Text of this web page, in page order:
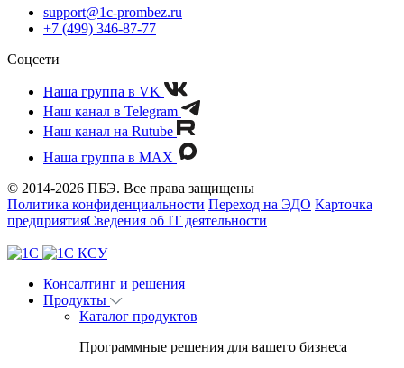
support@1c-prombez.ru
+7 (499) 346-87-77
Соцсети
Наша группа в VK
Наш канал в Telegram
Наш канал на Rutube
Наша группа в MAX
© 2014-2026 ПБЭ. Все права защищены
Политика конфиденциальности Переход на ЭДО Карточка
предприятияСведения об IT деятельности
Консалтинг и решения
Продукты
Каталог продуктов
Программные решения для вашего бизнеса